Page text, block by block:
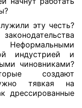
эту честь?
индустрией и
чиновниками?
создают
тявкая на
дрессированные